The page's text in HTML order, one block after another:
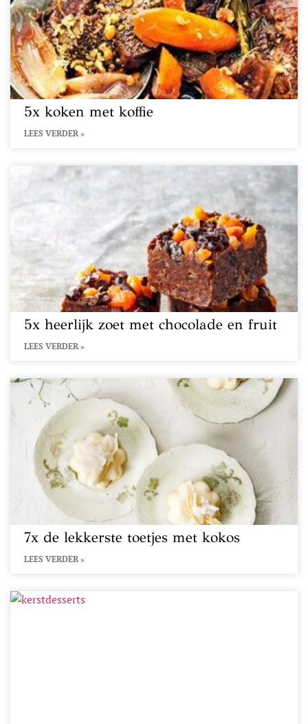
5x koken met koffie
LEES VERDER »
5x heerlijk zoet met chocolade en fruit
LEES VERDER »
7x de lekkerste toetjes met kokos
LEES VERDER »